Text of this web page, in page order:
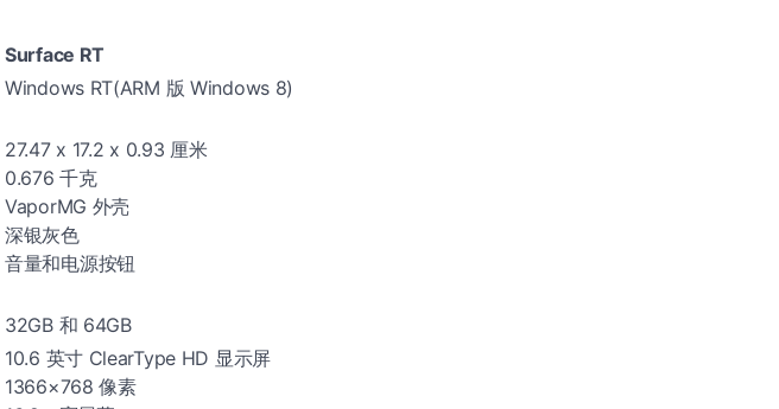
Surface RT
Windows RT(ARM 版 Windows 8)
27.47 x 17.2 x 0.93 厘米
0.676 千克
VaporMG 外壳
深银灰色
音量和电源按钮
32GB 和 64GB
10.6 英寸 ClearType HD 显示屏
1366×768 像素